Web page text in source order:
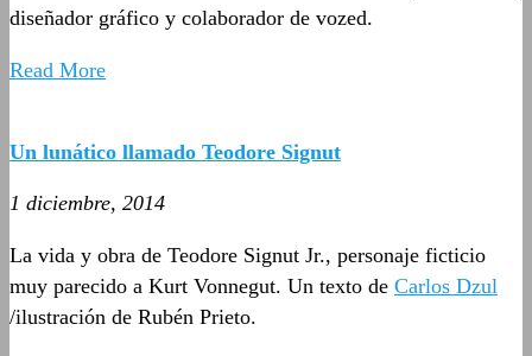
diseñador gráfico y colaborador de vozed.
Read More
Un lunático llamado Teodore Signut
1 diciembre, 2014
La vida y obra de Teodore Signut Jr., personaje ficticio
muy parecido a Kurt Vonnegut. Un texto de Carlos Dzul
/ilustración de Rubén Prieto.